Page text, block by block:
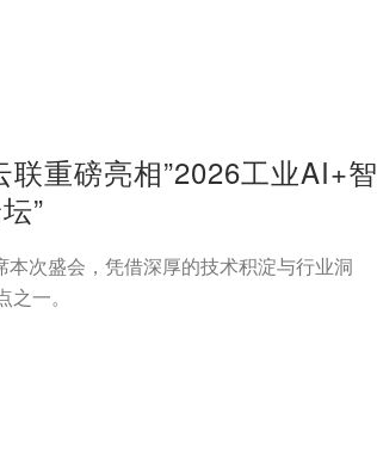
重磅亮相”2026工业AI+智
”
本次盛会，凭借深厚的技术积淀与行业洞
一。